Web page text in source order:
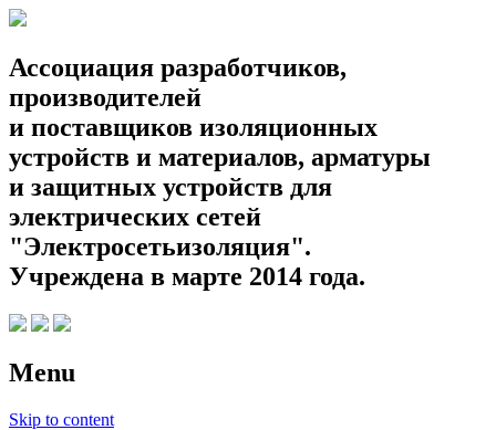
Ассоциация разработчиков,
производителей
и поставщиков изоляционных
устройств и материалов, арматуры
и защитных устройств для
электрических сетей
"Электросетьизоляция".
Учреждена в марте 2014 года.
Menu
Skip to content